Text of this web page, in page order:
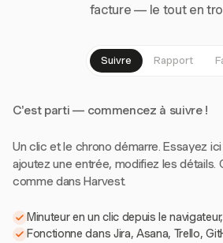
facture — le tout en
Suivre Rapport
C'est parti — commencez à suivre !
Un clic et le chrono démarre. Essayez ici
ajoutez une entrée, modifiez les
comme dans Harvest.
Minuteur en un clic depuis le
Fonctionne dans Jira, Asana, Trello,